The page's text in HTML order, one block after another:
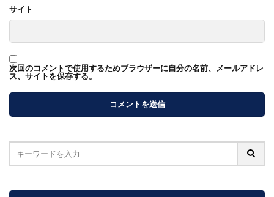
サイト
次回のコメントで使用するためブラウザーに自分の名前、メールアドレ
ス、サイトを保存する。